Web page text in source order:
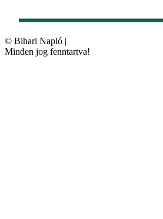
© Bihari Napló |
Minden jog fenntartva!